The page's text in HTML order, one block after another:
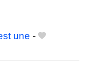
une -